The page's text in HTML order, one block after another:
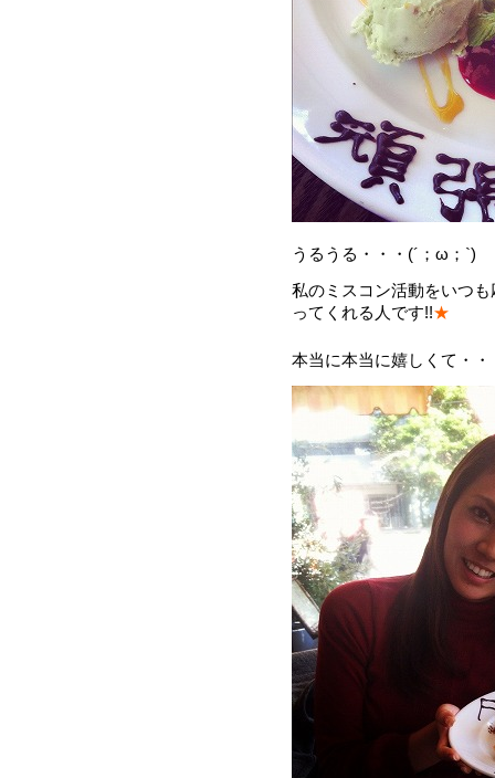
うるうる・・・ (´；ω；`)
私のミスコン活動をいつ
ってくれる人です!!★
本当に本当に嬉しくて・